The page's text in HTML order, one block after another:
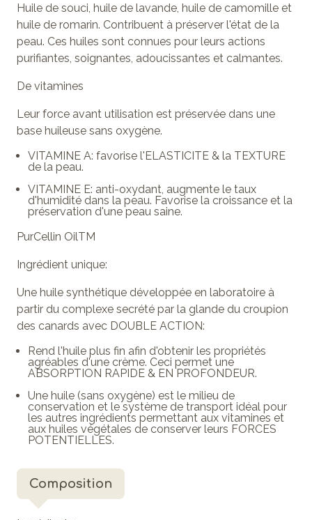
Huile de souci, huile de lavande, huile de camomille et
huile de romarin. Contribuent à préserver l'état de la
peau. Ces huiles sont connues pour leurs actions
purifiantes, soignantes, adoucissantes et calmantes.
De vitamines
Leur force avant utilisation est préservée dans une
base huileuse sans oxygène.
VITAMINE A: favorise l'ELASTICITE & la TEXTURE
de la peau.
VITAMINE E: anti-oxydant, augmente le taux
d'humidité dans la peau. Favorise la croissance et la
préservation d'une peau saine.
PurCellin OilTM
Ingrédient unique:
Une huile synthétique développée en laboratoire à
partir du complexe secrété par la glande du croupion
des canards avec DOUBLE ACTION:
Rend l'huile plus fin afin d'obtenir les propriétés
agréables d'une crème. Ceci permet une
ABSORPTION RAPIDE & EN PROFONDEUR.
Une huile (sans oxygène) est le milieu de
conservation et le système de transport idéal pour
les autres ingrédients permettant aux vitamines et
aux huiles végétales de conserver leurs FORCES
POTENTIELLES.
Composition